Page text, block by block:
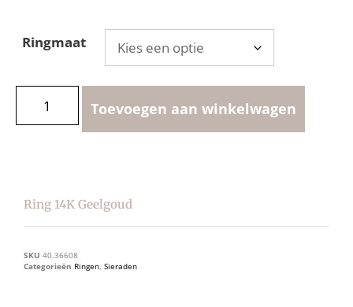
Ringmaat
Toevoegen aan winkelwagen
Ring 14K Geelgoud
SKU 40.36608
Categorieën Ringen, Sieraden